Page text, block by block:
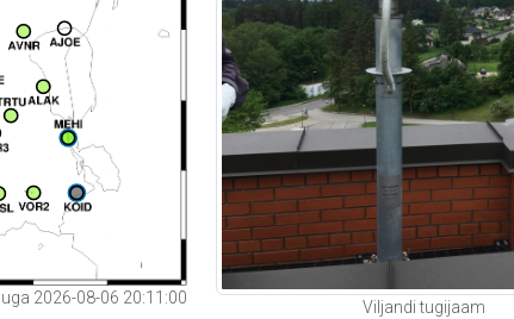
2026-08-06 20:11:00
Viljandi tugijaam